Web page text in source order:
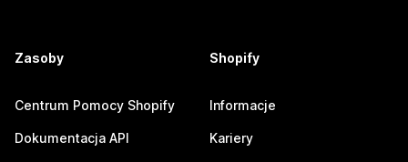
Zasoby
Centrum Pomocy Shopify
Dokumentacja API
Shopify
Informacje
Kariery